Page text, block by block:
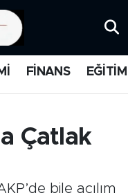
FİNANS EĞİTİM
Çatlak
bile açılım